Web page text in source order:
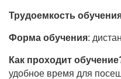
Трудоемкость
Форма обучения:
Как проходит
удобное время для